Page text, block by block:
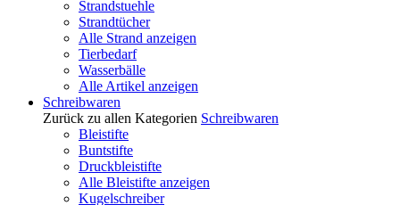
Strandstuehle
Strandtücher
Alle Strand anzeigen
Tierbedarf
Wasserbälle
Alle Artikel anzeigen
Schreibwaren
Zurück zu allen Kategorien Schreibwaren
Bleistifte
Buntstifte
Druckbleistifte
Alle Bleistifte anzeigen
Kugelschreiber